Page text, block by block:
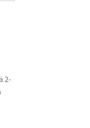
2-